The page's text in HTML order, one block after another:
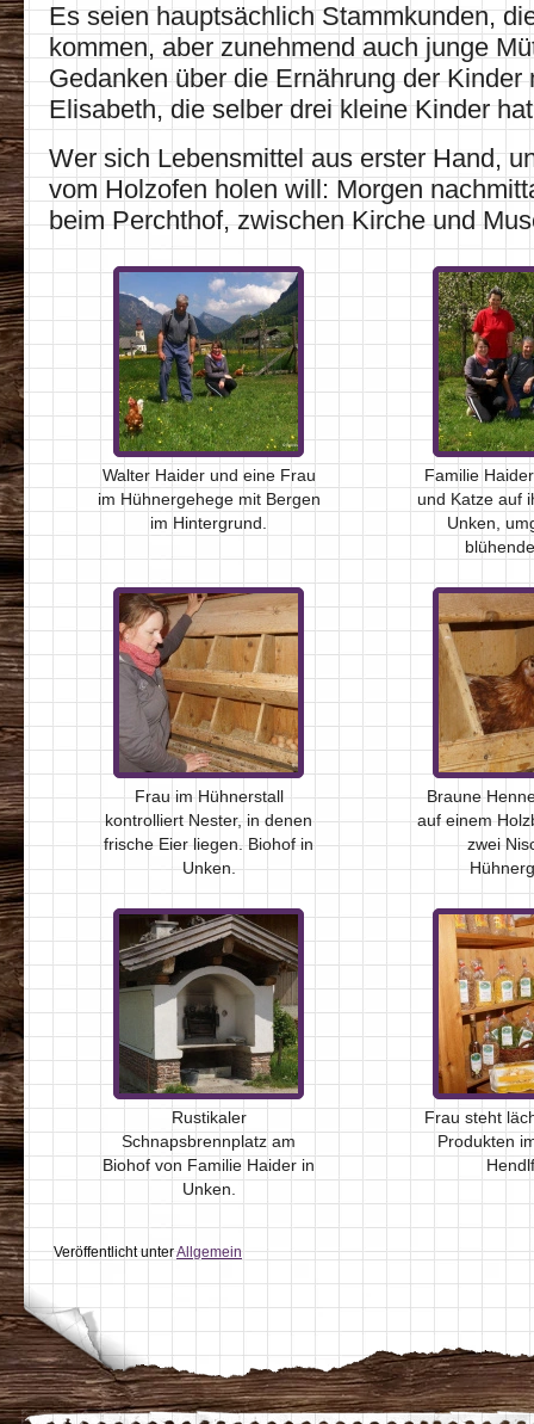
Es seien hauptsächlich Stammkunden,
kommen, aber zunehmend auch junge
Gedanken über die Ernährung der Kinder
Elisabeth, die selber drei kleine Kinder
Wer sich Lebensmittel aus erster Hand,
vom Holzofen holen will: Morgen
beim Perchthof, zwischen Kirche und
Walter Haider und eine Frau
im Hühnergehege mit Bergen
im Hintergrund.
Familie
und Katze auf
Unken,
Frau im Hühnerstall
kontrolliert Nester, in denen
frische Eier liegen. Biohof in
Unken.
Braune
auf einem
zwei
Rustikaler
Schnapsbrennplatz am
Biohof von Familie Haider in
Unken.
Frau steht
Produkten
Veröffentlicht unterAllgemein